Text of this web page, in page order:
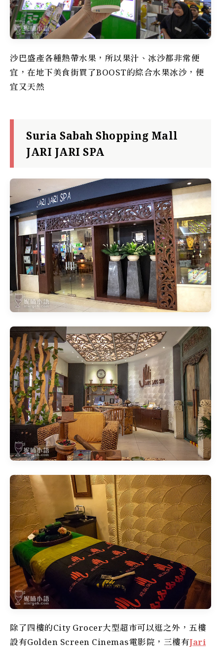
沙巴盛產各種熱帶水果，所以果汁、冰沙都非常便
宜，在地下美食街買了BOOST的綜合水果冰沙，便
宜又天然
Suria Sabah Shopping Mall
JARI JARI SPA
除了四樓的City Grocer大型超市可以逛之外，五樓
設有Golden Screen Cinemas電影院，三樓有Jari